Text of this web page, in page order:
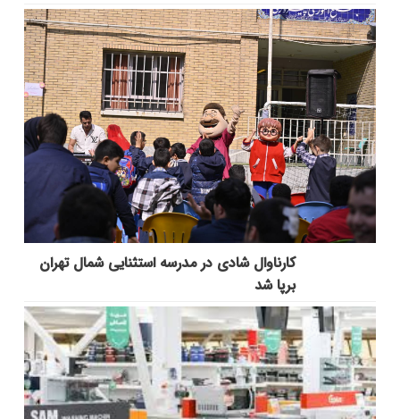
کارناوال شادی در مدرسه استثنایی شمال تهران
برپا شد